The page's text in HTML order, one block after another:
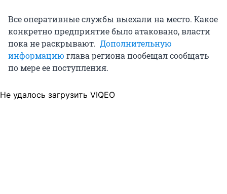
Все оперативные службы выехали на место. Какое
конкретно предприятие было атаковано, власти
пока не раскрывают. Дополнительную
информацию глава региона пообещал сообщать
по мере ее поступления.
Не удалось загрузить VIQEO